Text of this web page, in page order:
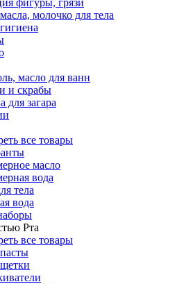
фигуры, грязи
молочко для тела
масло для ванн
и скрабы
для загара
все товары
масло
вода
тела
вода
Рта
все товары